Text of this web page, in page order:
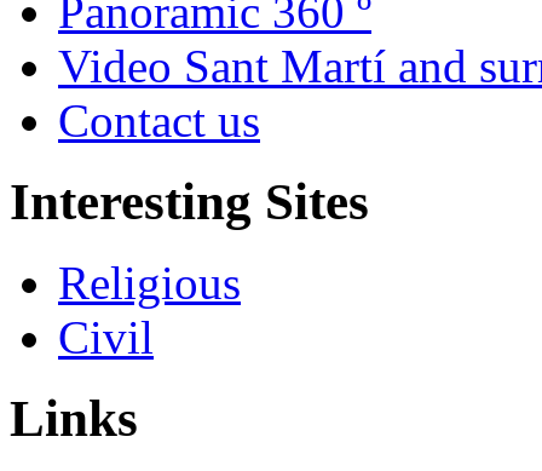
Panoramic 360 º
Video Sant Martí and
Contact us
Interesting Sites
Religious
Civil
Links